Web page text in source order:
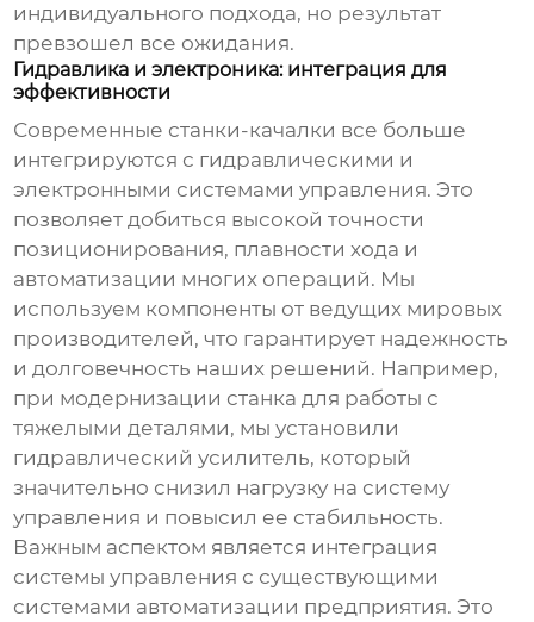
индивидуального подхода, но результат
превзошел все ожидания.
Гидравлика и электроника: интеграция для
эффективности
Современные станки-качалки все больше
интегрируются с гидравлическими и
электронными системами управления. Это
позволяет добиться высокой точности
позиционирования, плавности хода и
автоматизации многих операций. Мы
используем компоненты от ведущих мировых
производителей, что гарантирует надежность
и долговечность наших решений. Например,
при модернизации станка для работы с
тяжелыми деталями, мы установили
гидравлический усилитель, который
значительно снизил нагрузку на систему
управления и повысил ее стабильность.
Важным аспектом является интеграция
системы управления с существующими
системами автоматизации предприятия. Это